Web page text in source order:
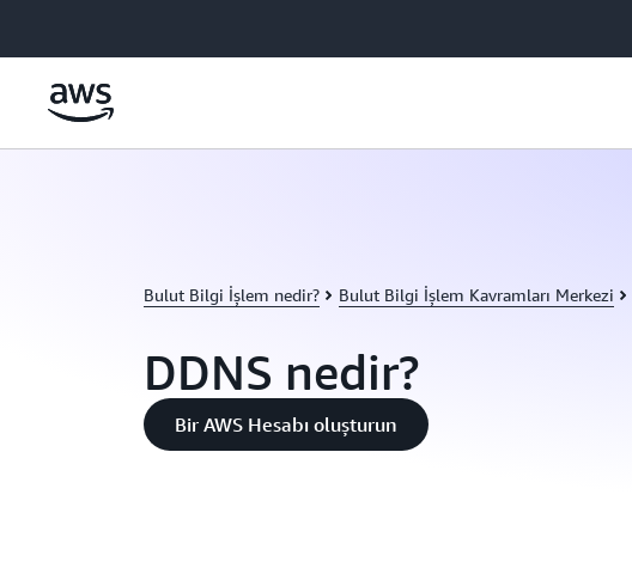
Bulut Bilgi İşlem nedir? Bulut Bilgi İşlem Kavramları Merkezi
DDNS nedir?
Bir AWS Hesabı oluşturun